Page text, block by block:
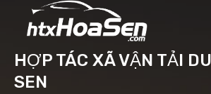
HỢP TÁC XÃ VẬN TẢI
SEN